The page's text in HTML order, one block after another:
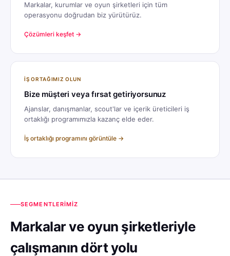
Markalar, kurumlar ve oyun şirketleri için tüm
operasyonu doğrudan biz yürütürüz.
Çözümleri keşfet →
İŞ ORTAĞIMIZ OLUN
Bize müşteri veya fırsat getiriyorsunuz
Ajanslar, danışmanlar, scout'lar ve içerik üreticileri iş
ortaklığı programımızla kazanç elde eder.
İş ortaklığı programını görüntüle →
SEGMENTLERIMIZ
Markalar ve oyun şirketleriyle
çalışmanın dört yolu